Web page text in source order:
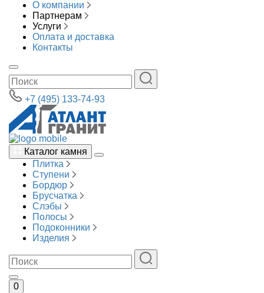
О компании
Партнерам
Услуги
Оплата и доставка
Контакты
+7 (495) 133-74-93
Каталог камня
Плитка
Ступени
Бордюр
Брусчатка
Слэбы
Полосы
Подоконники
Изделия
0